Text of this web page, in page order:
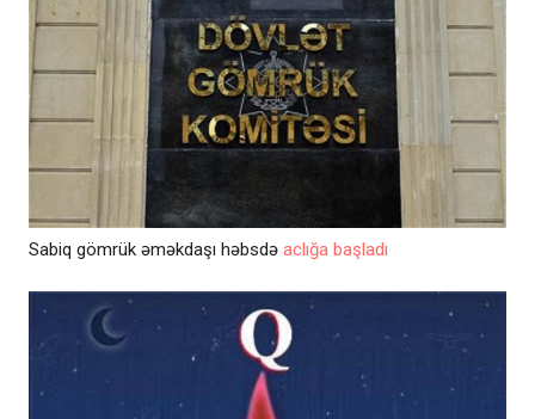
Sabiq gömrük əməkdaşı həbsdə aclığa başladı